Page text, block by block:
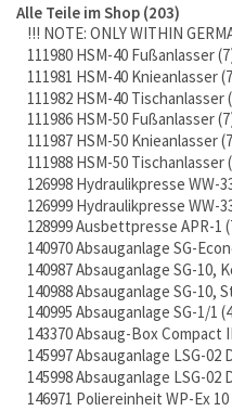
Alle Teile im Shop 203
!!! NOTE: ONLY WITHIN
111980 HSM-40 Fußanlasser 7
111981 HSM-40 Knieanlasser 7
111982 HSM-40 Tischanlasser
111986 HSM-50 Fußanlasser 7
111987 HSM-50 Knieanlasser 7
111988 HSM-50 Tischanlasser
126998 Hydraulikpresse WW-
126999 Hydraulikpresse WW-
128999 Ausbettpresse APR-1
140970 Absauganlage SG-
140987 Absauganlage SG-
140988 Absauganlage SG-10,
140995 Absauganlage SG-1/1 4
143370 Absaug-Box Compact II
145997 Absauganlage LSG-02
145998 Absauganlage LSG-02
146971 Poliereinheit WP-Ex 10